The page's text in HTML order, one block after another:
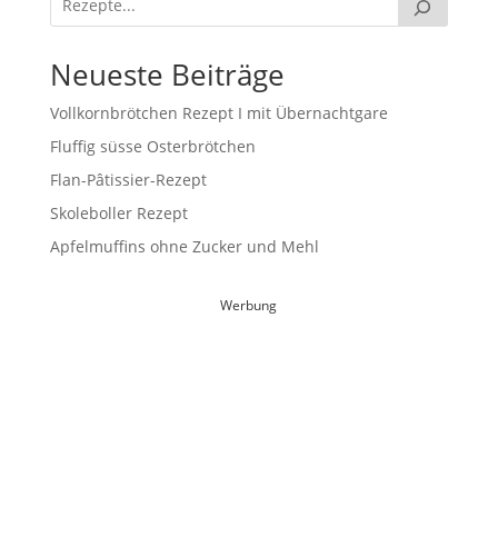
Neueste Beiträge
Vollkornbrötchen Rezept I mit Übernachtgare
Fluffig süsse Osterbrötchen
Flan-Pâtissier-Rezept
Skoleboller Rezept
Apfelmuffins ohne Zucker und Mehl
Werbung